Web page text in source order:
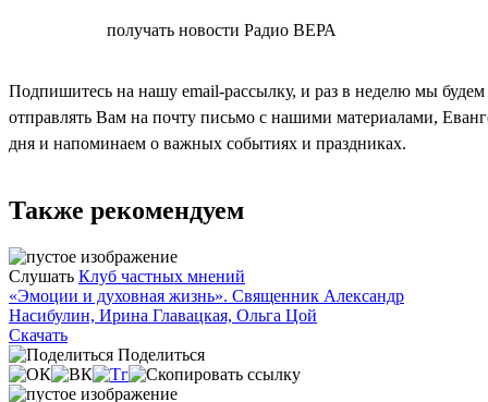
получать новости Радио ВЕРА
Подпишитесь на нашу email-рассылку, и раз в неделю мы будем
отправлять Вам на почту письмо с нашими материалами,
дня и напоминаем о важных событиях и праздниках.
Также рекомендуем
Слушать Клуб частных мнений
«Эмоции и духовная жизнь». Священник Александр
Насибулин, Ирина Главацкая, Ольга Цой
Скачать
Поделиться